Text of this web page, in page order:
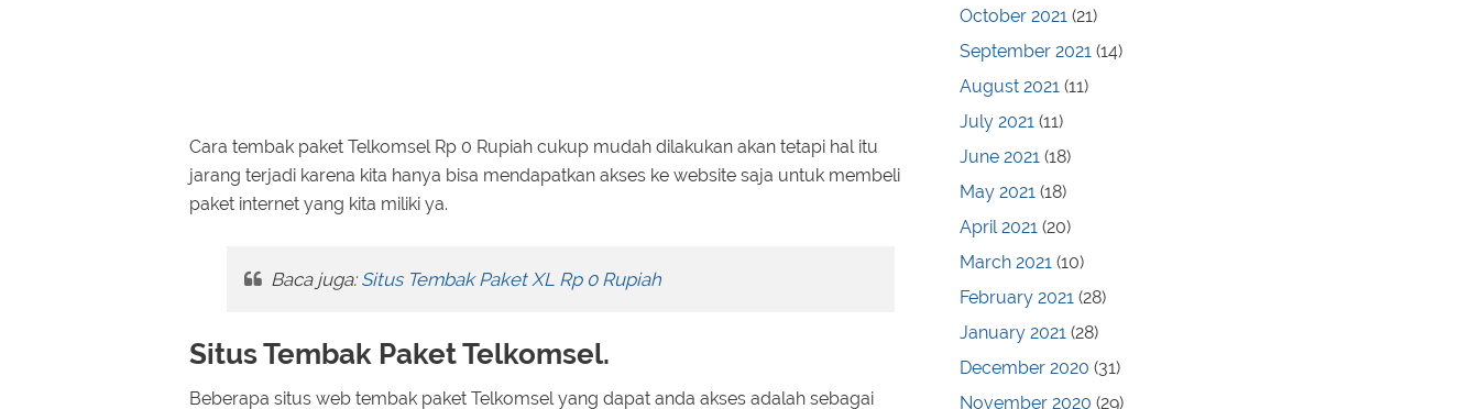
Cara tembak paket Telkomsel Rp 0 Rupiah cukup mudah dilakukan akan tetapi hal itu
jarang terjadi karena kita hanya bisa mendapatkan akses ke website saja untuk membeli
paket internet yang kita miliki ya.
Baca juga: Situs Tembak Paket XL Rp 0 Rupiah
Situs Tembak Paket Telkomsel.
Beberapa situs web tembak paket Telkomsel yang dapat anda akses adalah sebagai
October 2021 (21)
September 2021 (14)
August 2021 (11)
July 2021 (11)
June 2021 (18)
May 2021 (18)
April 2021 (20)
March 2021 (10)
February 2021 (28)
January 2021 (28)
December 2020 (31)
November 2020 (29)